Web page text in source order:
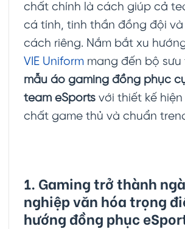
chất chính là cách giúp cả
cá tính, tinh thần đồng đội
cách riêng. Nắm bắt xu
VIE Uniform mang đến bộ
mẫu áo gaming đồng phục
team eSports với thiết kế
chất game thủ và chuẩn
1. Gaming trở thành
nghiệp văn hóa trọng
hướng đồng phục